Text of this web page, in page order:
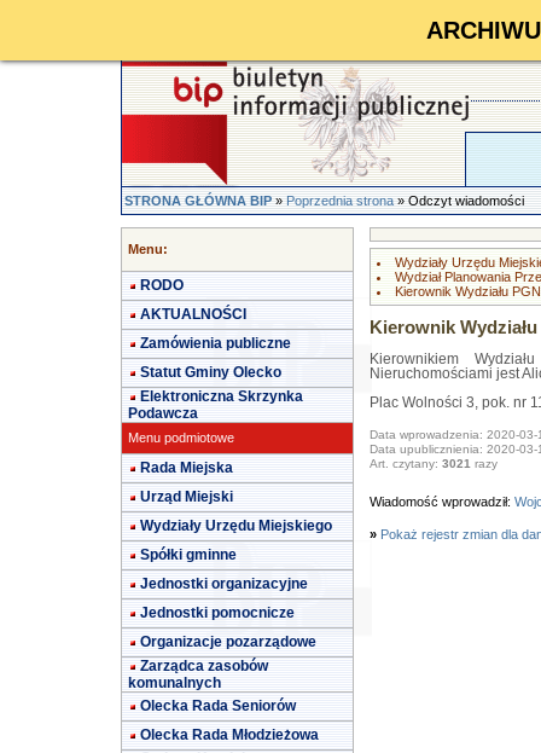
STRONA GŁÓWNA BIP»Poprzednia strona» Odczyt wiadomości
Menu:
RODO
AKTUALNOŚCI
Zamówienia publiczne
Statut Gminy Olecko
Elektroniczna Skrzynka
Podawcza
Menu podmiotowe
Rada Miejska
Urząd Miejski
Wydziały Urzędu Miejskiego
Spółki gminne
Jednostki organizacyjne
Jednostki pomocnicze
Organizacje pozarządowe
Zarządca zasobów
komunalnych
Olecka Rada Seniorów
Olecka Rada Młodzieżowa
Wydziały Urzędu
Wydział Planowania
Kierownik Wydziału PGN
Kierownik Wydziału
Kierownikiem
Nieruchomościami jest
Plac Wolności 3, pok. nr
Data wprowadzenia: 2020-03-
Data upublicznienia: 2020-03-
Art. czytany: 3021razy
Wiadomość wprowadził:
» Pokaż rejestr zmian dla